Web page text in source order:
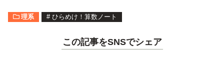
理系 # ひらめけ！算数ノート
この記事をSNSでシェア